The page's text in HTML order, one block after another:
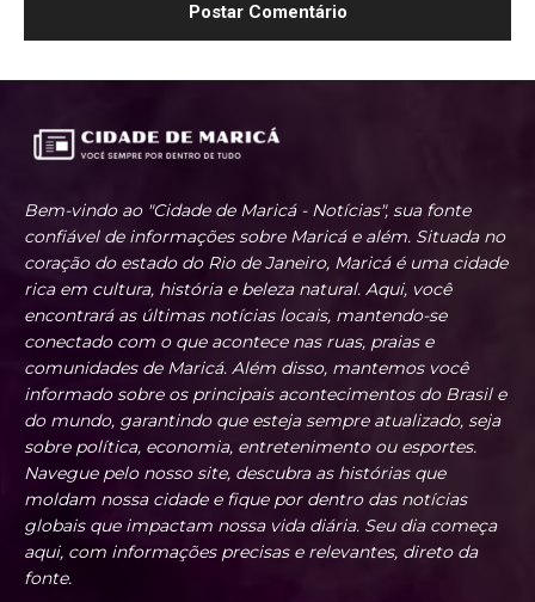
Bem-vindo ao "Cidade de Maricá - Notícias", sua fonte
confiável de informações sobre Maricá e além. Situada no
coração do estado do Rio de Janeiro, Maricá é uma cidade
rica em cultura, história e beleza natural. Aqui, você
encontrará as últimas notícias locais, mantendo-se
conectado com o que acontece nas ruas, praias e
comunidades de Maricá. Além disso, mantemos você
informado sobre os principais acontecimentos do Brasil e
do mundo, garantindo que esteja sempre atualizado, seja
sobre política, economia, entretenimento ou esportes.
Navegue pelo nosso site, descubra as histórias que
moldam nossa cidade e fique por dentro das notícias
globais que impactam nossa vida diária. Seu dia começa
aqui, com informações precisas e relevantes, direto da
fonte.